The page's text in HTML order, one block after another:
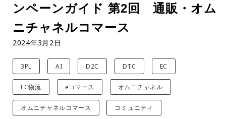
ンペーンガイド 第2回 通販・オム
ニチャネルコマース
2024年3月2日
3PL AI D2C DTC EC
EC物流 eコマース オムニチャネル
オムニチャネルコマース コミュニティ